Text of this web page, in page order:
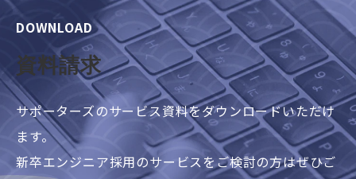
DOWNLOAD
資料請求
サポーターズのサービス資料をダウンロードいただけ
ます。
新卒エンジニア採用のサービスをご検討の方はぜひご